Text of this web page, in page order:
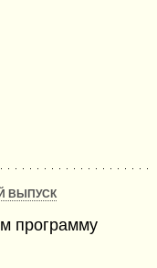
ВЫПУСК
программу